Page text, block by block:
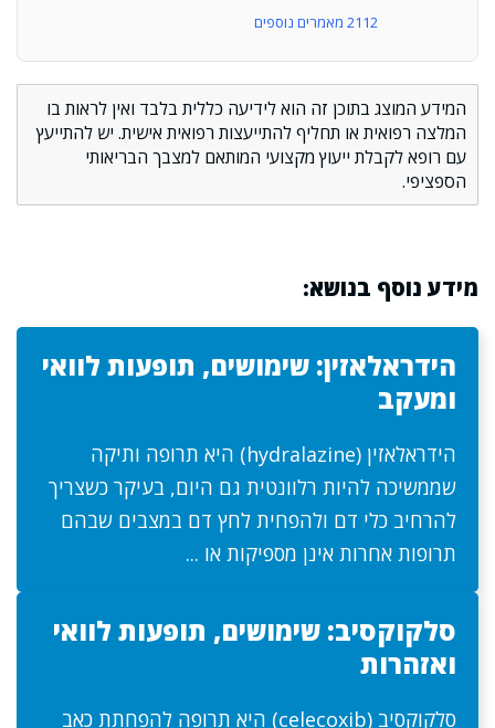
2112 מאמרים נוספים
המידע המוצג בתוכן זה הוא לידיעה כללית בלבד ואין לראות בו
המלצה רפואית או תחליף להתייעצות רפואית אישית. יש להתייעץ
עם רופא לקבלת ייעוץ מקצועי המותאם למצבך הבריאותי
הספציפי.
מידע נוסף בנושא:
הידראלאזין: שימושים, תופעות לוואי
ומעקב
הידראלאזין (hydralazine) היא תרופה ותיקה
שממשיכה להיות רלוונטית גם היום, בעיקר כשצריך
להרחיב כלי דם ולהפחית לחץ דם במצבים שבהם
תרופות אחרות אינן מספיקות או ...
סלקוקסיב: שימושים, תופעות לוואי
ואזהרות
סלקוקסיב (celecoxib) היא תרופה להפחתת כאב